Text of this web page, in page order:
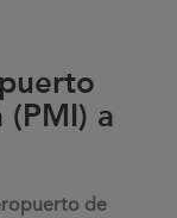
a
de